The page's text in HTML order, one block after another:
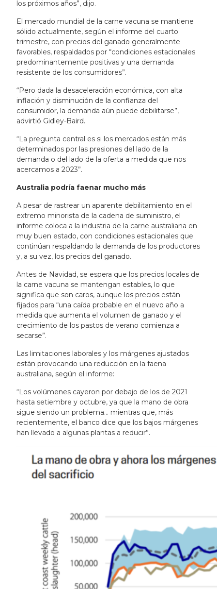
los próximos años”, dijo.
El mercado mundial de la carne vacuna se mantiene
sólido actualmente, según el informe del cuarto
trimestre, con precios del ganado generalmente
favorables, respaldados por “condiciones estacionales
predominantemente positivas y una demanda
resistente de los consumidores”.
“Pero dada la desaceleración económica, con alta
inflación y disminución de la confianza del
consumidor, la demanda aún puede debilitarse”,
advirtió Gidley-Baird.
“La pregunta central es si los mercados están más
determinados por las presiones del lado de la
demanda o del lado de la oferta a medida que nos
acercamos a 2023”.
Australia podría faenar mucho más
A pesar de rastrear un aparente debilitamiento en el
extremo minorista de la cadena de suministro, el
informe coloca a la industria de la carne australiana en
muy buen estado, con condiciones estacionales que
continúan respaldando la demanda de los productores
y, a su vez, los precios del ganado.
Antes de Navidad, se espera que los precios locales de
la carne vacuna se mantengan estables, lo que
significa que son caros, aunque los precios están
fijados para “una caída probable en el nuevo año a
medida que aumenta el volumen de ganado y el
crecimiento de los pastos de verano comienza a
secarse”.
Las limitaciones laborales y los márgenes ajustados
están provocando una reducción en la faena
australiana, según el informe:
“Los volúmenes cayeron por debajo de los de 2021
hasta setiembre y octubre, ya que la mano de obra
sigue siendo un problema… mientras que, más
recientemente, el banco dice que los bajos márgenes
han llevado a algunas plantas a reducir”.